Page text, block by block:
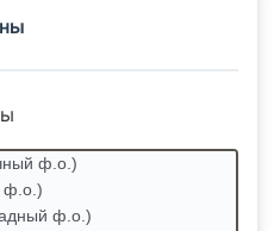
ф.о.)
ф.о.)
ф.о.)